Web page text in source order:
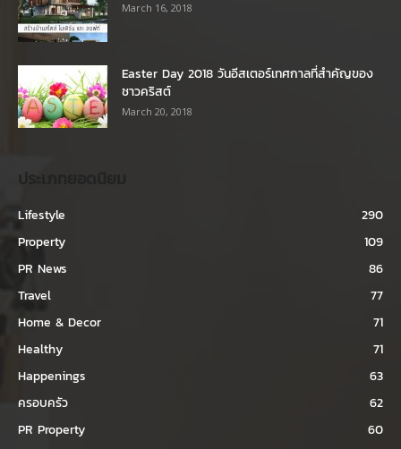
March 16, 2018
Easter Day 2018 วันอีสเตอร์เทศกาลที่สำคัญของ
ชาวคริสต์
March 20, 2018
Lifestyle
290
Property
109
PR News
86
Travel
77
Home & Decor
71
Healthy
71
Happenings
63
ครอบครัว
62
PR Property
60